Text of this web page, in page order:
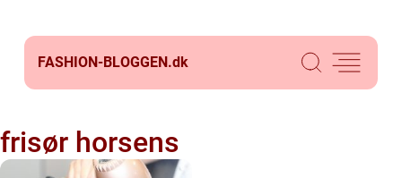
FASHION-BLOGGEN.dk
frisør horsens